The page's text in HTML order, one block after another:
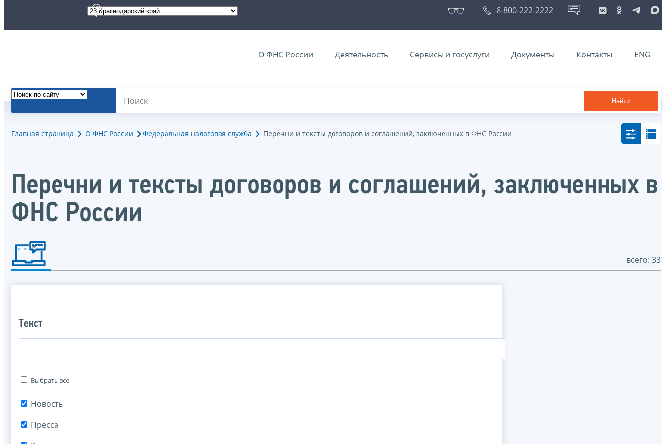
8-800-222-2222
О ФНС России Деятельность Сервисы и госуслуги Документы Контакты ENG
Найти
Главная страница О ФНС России Федеральная налоговая служба Перечни и тексты договоров и соглашений, заключенных в ФНС России
Перечни и тексты договоров и соглашений, заключенных в
ФНС России
всего: 33
Текст
Выбрать все
Новость
Пресса